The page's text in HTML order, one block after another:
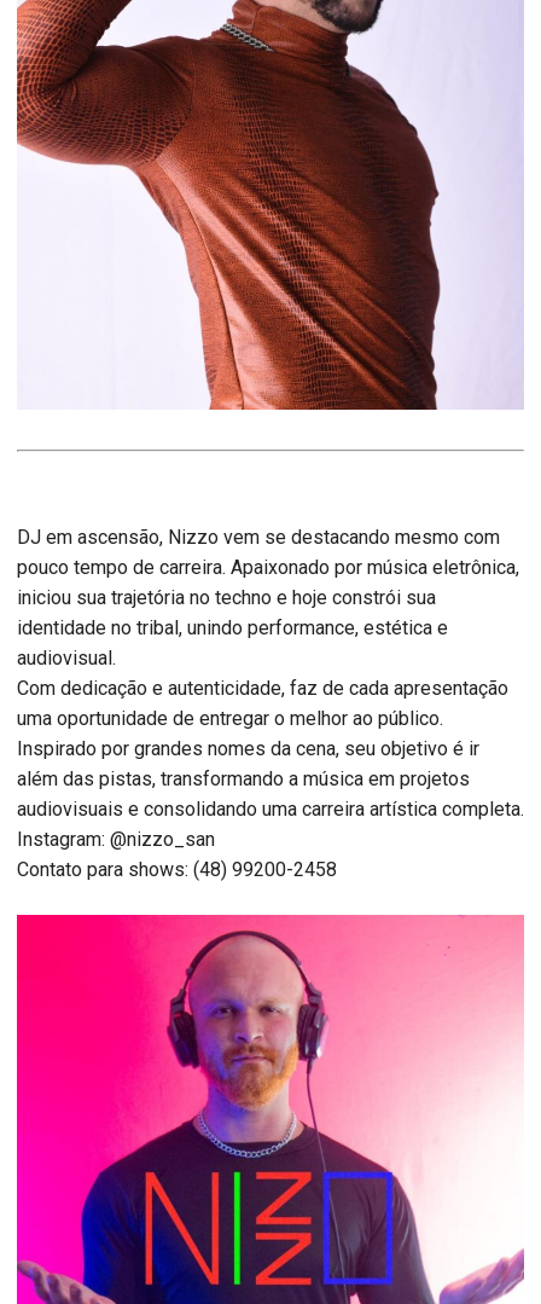
DJ em ascensão, Nizzo vem se destacando mesmo com
pouco tempo de carreira. Apaixonado por música eletrônica,
iniciou sua trajetória no techno e hoje constrói sua
identidade no tribal, unindo performance, estética e
audiovisual.
Com dedicação e autenticidade, faz de cada apresentação
uma oportunidade de entregar o melhor ao público.
Inspirado por grandes nomes da cena, seu objetivo é ir
além das pistas, transformando a música em projetos
audiovisuais e consolidando uma carreira artística completa.
Instagram: @nizzo_san
Contato para shows: (48) 99200-2458